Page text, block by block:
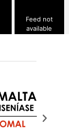
Feed not
available